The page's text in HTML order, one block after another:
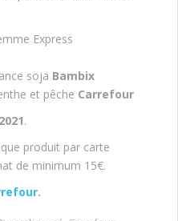
Express
soja Bambix
et pêche Carrefour
.
produit par carte
de minimum 15€.
.